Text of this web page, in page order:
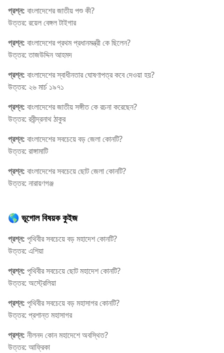
প্রশ্ন: বাংলাদেশের জাতীয় পশু কী?
উত্তর: রয়েল বেঙ্গল টাইগার
প্রশ্ন: বাংলাদেশের প্রথম প্রধানমন্ত্রী কে ছিলেন?
উত্তর: তাজউদ্দিন আহমদ
প্রশ্ন: বাংলাদেশের স্বাধীনতার ঘোষণাপত্র কবে দেওয়া হয়?
উত্তর: ২৬ মার্চ ১৯৭১
প্রশ্ন: বাংলাদেশের জাতীয় সঙ্গীত কে রচনা করেছেন?
উত্তর: রবীন্দ্রনাথ ঠাকুর
প্রশ্ন: বাংলাদেশের সবচেয়ে বড় জেলা কোনটি?
উত্তর: রাঙ্গামাটি
প্রশ্ন: বাংলাদেশের সবচেয়ে ছোট জেলা কোনটি?
উত্তর: নারায়ণগঞ্জ
🌎 ভূগোল বিষয়ক কুইজ
প্রশ্ন: পৃথিবীর সবচেয়ে বড় মহাদেশ কোনটি?
উত্তর: এশিয়া
প্রশ্ন: পৃথিবীর সবচেয়ে ছোট মহাদেশ কোনটি?
উত্তর: অস্ট্রেলিয়া
প্রশ্ন: পৃথিবীর সবচেয়ে বড় মহাসাগর কোনটি?
উত্তর: প্রশান্ত মহাসাগর
প্রশ্ন: নীলনদ কোন মহাদেশে অবস্থিত?
উত্তর: আফ্রিকা